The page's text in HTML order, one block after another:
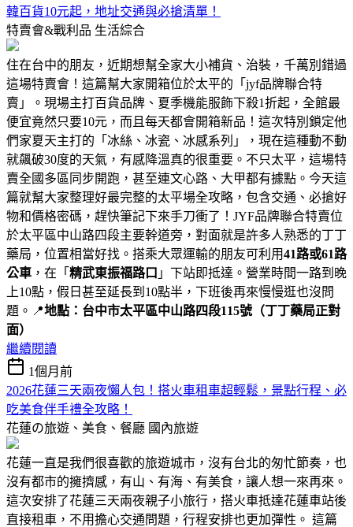
韓百貨10元起，地址交通與必搶清單！
特賣會&戰利品 生活綜合
住在台中的朋友，近期想幫全家大小補貨、治裝，千萬別錯過
這場特賣會！這篇幫大家開箱位於太平的「jyf品牌聯合特
賣」。現場主打百貨品牌、夏季機能服飾下殺1折起，全館最
便宜竟然只要10元，而且每天都會開箱新品！這次特別鎖定他
們家夏天主打的「冰絲、冰瓷、冰感系列」，現在這種動不動
就飆破30度的天氣，有感降溫真的很重要。不只太平，這場特
賣全國多區同步開跑，甚至連文心路、大甲都有據點。今天這
篇就幫大家整理好最完整的太平場全攻略，包含交通、必搶好
物和價格密碼，趕快筆記下來手刀衝了！JYF品牌聯合特賣位
於太平區中山路四段主要幹道旁，對面就是許多人熟悉的丁丁
藥局，位置相當好找。搭乘大眾運輸的朋友可利用41路或61路
公車 ，在「 精武東振福路口 」下站即抵達。營業時間一路到晚
上10點，假日甚至延長到10點半，下班後再來慢慢逛也沒問
題。📍地點：台中市太平區中山路四段115號（丁丁藥局正對
面）
繼續閱讀
1個月前
2026花蓮三天兩夜懶人包！搭火車租車超輕鬆，景點行程、必
吃美食伴手禮全攻略！
花蓮の旅遊、美食、餐廳 國內旅遊
花蓮一直是我們很喜歡的旅遊城市，沒有台北的匆忙節奏，也
沒有都市的擁擠感，有山、有海、有美食，讓人想一來再來。
這次安排了花蓮三天兩夜親子小旅行，搭火車抵達花蓮車站後
直接租車，不用擔心交通問題，行程安排也更加彈性。 這篇